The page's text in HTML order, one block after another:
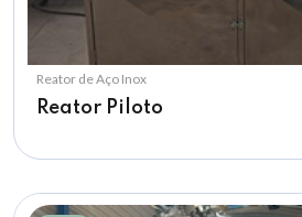
Reator de Aço Inox
Reator Piloto